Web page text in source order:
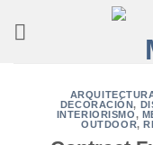
DECORACIÓN,
INTERIORISMO,
OUTDOOR,